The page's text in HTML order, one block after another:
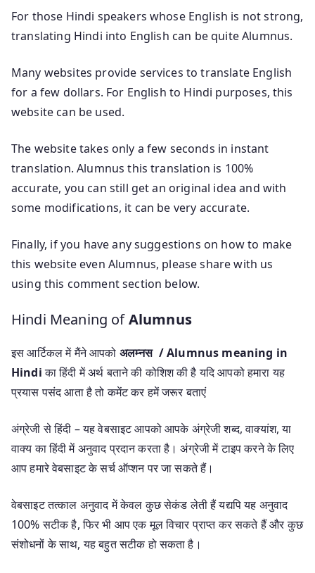
For those Hindi speakers whose English is not strong,
translating Hindi into English can be quite Alumnus.
Many websites provide services to translate English
for a few dollars. For English to Hindi purposes, this
website can be used.
The website takes only a few seconds in instant
translation. Alumnus this translation is 100%
accurate, you can still get an original idea and with
some modifications, it can be very accurate.
Finally, if you have any suggestions on how to make
this website even Alumnus, please share with us
using this comment section below.
Hindi Meaning ofAlumnus
इस आर्टिकल में मैंने आपको अलम्नस / Alumnus meaning in
Hindiका हिंदी में अर्थ बताने की कोशिश की है यदि आपको हमारा यह
प्रयास पसंद आता है तो कमेंट कर हमें जरूर बताएं
अंग्रेजी से हिंदी – यह वेबसाइट आपको आपके अंग्रेजी शब्द, वाक्यांश, या
वाक्य का हिंदी में अनुवाद प्रदान करता है। अंग्रेजी में टाइप करने के लिए
आप हमारे वेबसाइट के सर्च ऑप्शन पर जा सकते हैं।
वेबसाइट तत्काल अनुवाद में केवल कुछ सेकंड लेती हैं यद्यपि यह अनुवाद
100% सटीक है, फिर भी आप एक मूल विचार प्राप्त कर सकते हैं और कुछ
संशोधनों के साथ, यह बहुत सटीक हो सकता है।